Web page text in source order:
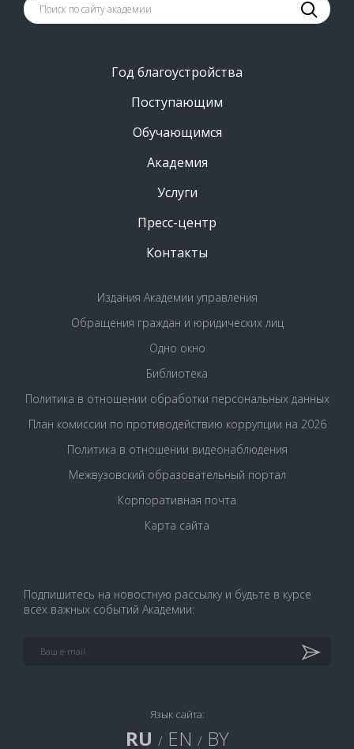
Год благоустройства
Поступающим
Обучающимся
Академия
Услуги
Пресс-центр
Контакты
Издания Академии управления
Обращения граждан и юридических лиц
Одно окно
Библиотека
Политика в отношении обработки персональных данных
План комиссии по противодействию коррупции на 2026
Политика в отношении видеонаблюдения
Межвузовский образовательный портал
Корпоративная почта
Карта сайта
Подпишитесь на новостную рассылку и будьте в курсе
всех важных событий Академии:
Язык сайта:
RU / EN / BY